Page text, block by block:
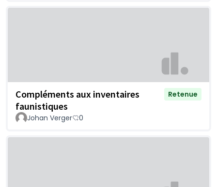
Compléments aux inventaires
faunistiques
Retenue
Johan Verger 0